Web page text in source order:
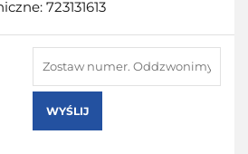
723131613
WYŚLIJ